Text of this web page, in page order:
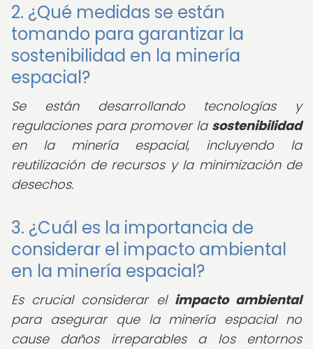
2. ¿Qué medidas se están
tomando para garantizar la
sostenibilidad en la minería
espacial?
Se están desarrollando tecnologías y
regulaciones para promover la sostenibilidad
en la minería espacial, incluyendo la
reutilización de recursos y la minimización de
desechos.
3. ¿Cuál es la importancia de
considerar el impacto ambiental
en la minería espacial?
Es crucial considerar el impacto ambiental
para asegurar que la minería espacial no
cause daños irreparables a los entornos